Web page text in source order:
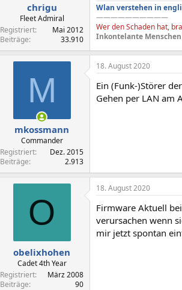
chrigu
Fleet Admiral
Registriert
Mai 2012
Beiträge
33.910
Wlan verstehen in
——————————
Wer den Schaden hat,
Inkontelante
M
mkossmann
Commander
Registriert
Dez. 2015
Beiträge
2.913
18. August 2020
Ein (Funk-)Störer
Gehen per LAN am
O
obelixhohen
Cadet 4th Year
Registriert
März 2008
Beiträge
90
18. August 2020
Firmware Aktuell
verursachen wenn
mir jetzt spontan